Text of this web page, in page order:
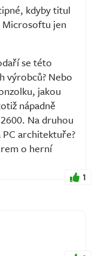
kdyby titul
Microsoftu jen
se této
výrobců? Nebo
jakou
nápadně
Na druhou
architektuře?
o herní
1